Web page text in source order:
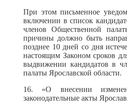
При этом письменное
включении в список
членов Общественной
причины должно быть
позднее 10 дней со дня
настоящим Законом сроков
выдвижении кандидатов в
палаты Ярославской области.
16. «О внесении
законодательные акты